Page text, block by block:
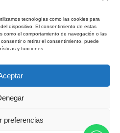
tecnologías como las cookies para
dispositivo. El consentimiento de estas
como el comportamiento de navegación o las
o retirar el consentimiento, puede
y funciones.
preferencias